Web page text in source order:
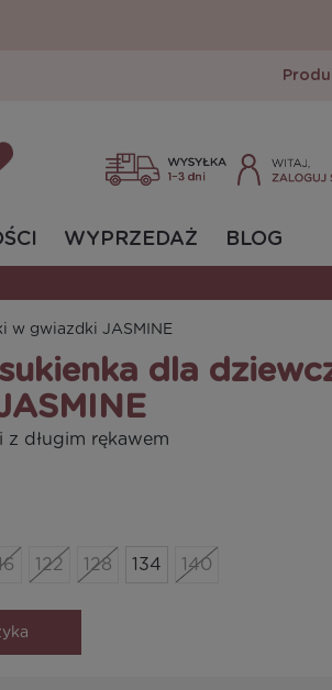
WYPRZEDAŻ BLOG
w gwiazdki JASMINE
dla
z długim rękawem
122 128 134 140